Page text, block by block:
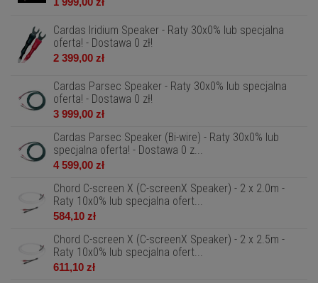
Cardas Iridium Speaker - Raty 30x0% lub specjalna
oferta! - Dostawa 0 zł!
2 399,00 zł
Cardas Parsec Speaker - Raty 30x0% lub specjalna
oferta! - Dostawa 0 zł!
3 999,00 zł
Cardas Parsec Speaker (Bi-wire) - Raty 30x0% lub
specjalna oferta! - Dostawa 0 z...
4 599,00 zł
Chord C-screen X (C-screenX Speaker) - 2 x 2.0m -
Raty 10x0% lub specjalna ofert...
584,10 zł
Chord C-screen X (C-screenX Speaker) - 2 x 2.5m -
Raty 10x0% lub specjalna ofert...
611,10 zł